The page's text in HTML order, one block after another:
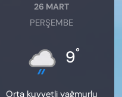
26 MART
PERŞEMBE
9°
Orta kuvvetli yağmurlu